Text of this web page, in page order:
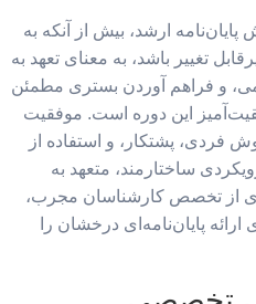
ارشد، بیش از آنکه به
تغییر باشد، به معنای تعهد به
و فراهم آوردن بستری مطمئن
این دوره است. موفقیت
فردی، پشتکار، و استفاده از
ساختارمند، متعهد به
از تخصص کارشناسان مجرب،
پایان‌نامه‌ای درخشان را